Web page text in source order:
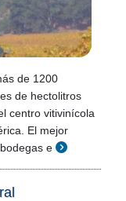
de 1200
de hectolitros
centro vitivinícola
El mejor
e